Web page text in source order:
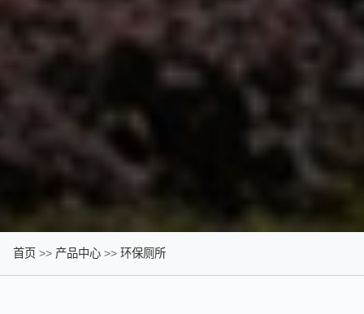
首页 >> 产品中心 >> 环保厕所